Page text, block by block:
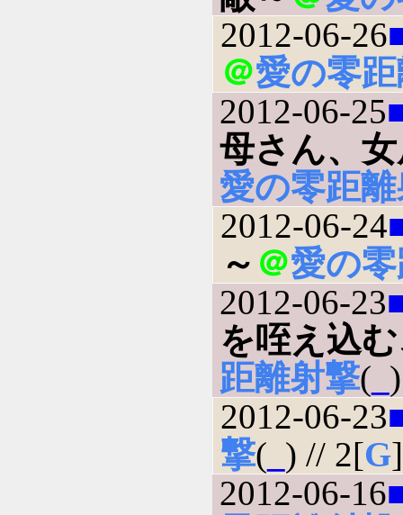
2012-06-26
＠愛の零
2012-06-25
母さん、
愛の零距
2012-06-24
～ ＠愛の
2012-06-23
を咥え込
距離射撃(
2012-06-23
撃( ) // 2[G]
2012-06-16